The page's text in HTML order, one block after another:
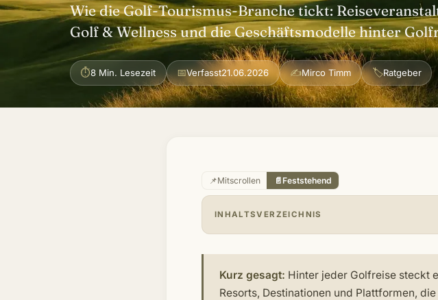
Wie die Golf-Tourismus-Branche tickt:
Golf & Wellness und die Geschäftsmodelle hinter
⏱8 Min. Lesezeit 📅Verfasst21.06.2026 ✍Mirco Timm 🏷Ratgeber
📌Mitscrollen 📄 Feststehend
INHALTSVERZEICHNIS
Kurz gesagt: Hinter jeder Golfreise steckt
Resorts, Destinationen und Plattformen,